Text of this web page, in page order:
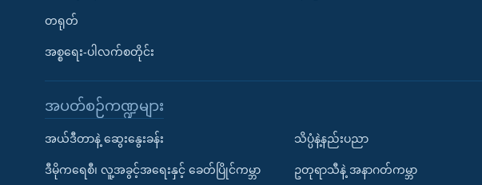
တရုတ်
အစ္စရေး-ပါလက်စတိုင်း
အပတ်စဉ်ကဏ္ဍများ
အယ်ဒီတာနဲ့ ဆွေးနွေးခန်း
ဒီမိုကရေစီ၊ လူ့အခွင့်အရေးနှင့် ခေတ်ပြိုင်ကမ္ဘာ
သိပ္ပံနဲ့နည်းပညာ
ဥတုရာသီနဲ့ အနာဂတ်ကမ္ဘာ